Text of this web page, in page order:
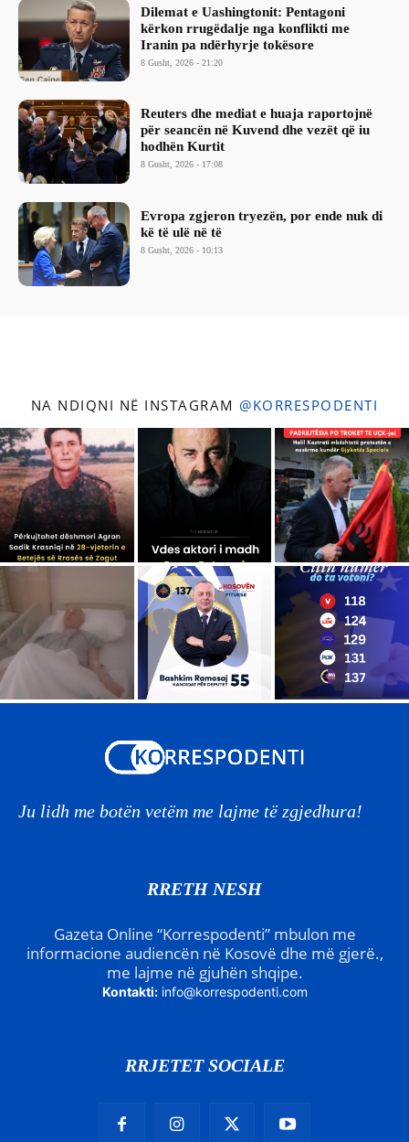
Dilemat e Uashingtonit: Pentagoni
kërkon rrugëdalje nga konflikti me
Iranin pa ndërhyrje tokësore
8 Gusht, 2026 - 21:20
Reuters dhe mediat e huaja raportojnë
për seancën në Kuvend dhe vezët që iu
hodhën Kurtit
8 Gusht, 2026 - 17:08
Evropa zgjeron tryezën, por ende nuk di
kë të ulë në të
8 Gusht, 2026 - 10:13
NA NDIQNI NË INSTAGRAM @KORRESPODENTI
Ju lidh me botën vetëm me lajme të zgjedhura!
RRETH NESH
Gazeta Online “Korrespodenti” mbulon me
informacione audiencën në Kosovë dhe më gjerë.,
me lajme në gjuhën shqipe.
Kontakti: info@korrespodenti.com
RRJETET SOCIALE